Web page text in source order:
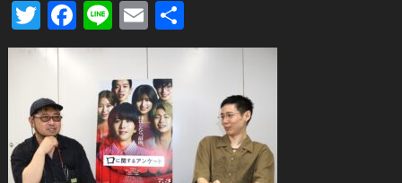
TwitterFacebook
LineEmail
有